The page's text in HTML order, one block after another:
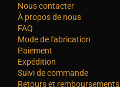
Nous contacter
À propos de nous
FAQ
Mode de fabrication
Paiement
Expédition
Suivi de commande
Retours et remboursements